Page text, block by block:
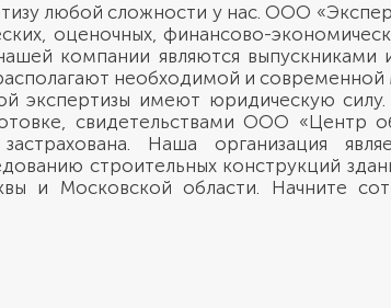
любой сложности у нас. ООО
оценочных, финансово-
компании являются выпускниками
необходимой и современной
экспертизы имеют юридическую
свидетельствами ООО «Центр
Наша организация
строительных конструкций
и Московской области. Начните